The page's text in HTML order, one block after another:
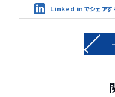
Linked inでシェアす